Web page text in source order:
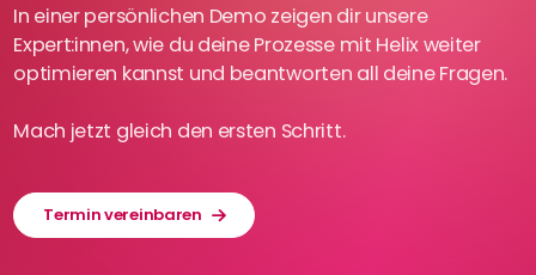
In einer persönlichen Demo zeigen dir unsere
Expert:innen, wie du deine Prozesse mit Helix weiter
optimieren kannst und beantworten all deine Fragen.
Mach jetzt gleich den ersten Schritt.
Termin vereinbaren